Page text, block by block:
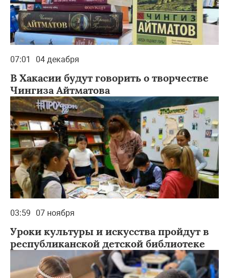
07:01 04 декабря
В Хакасии будут говорить о творчестве
Чингиза Айтматова
03:59 07 ноября
Уроки культуры и искусства пройдут в
республиканской детской библиотеке